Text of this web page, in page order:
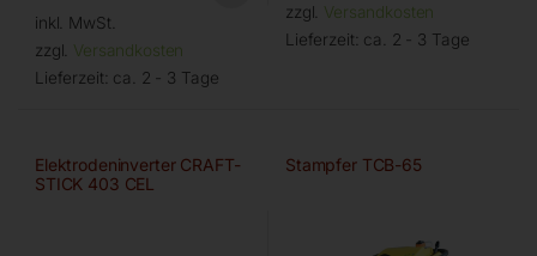
inkl. MwSt.
zzgl. Versandkosten
Lieferzeit: ca. 2 - 3 Tage
zzgl. Versandkosten
Lieferzeit: ca. 2 - 3 Tage
Elektrodeninverter CRAFT-
STICK 403 CEL
Stampfer TCB-65